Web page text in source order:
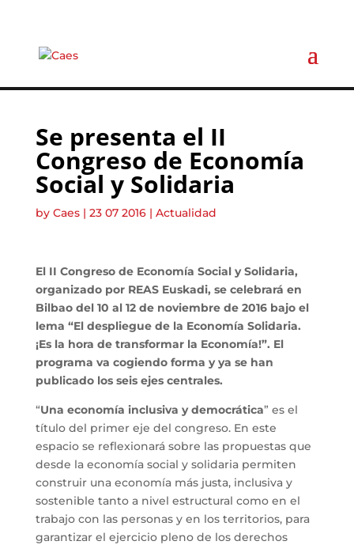
Se presenta el II
Congreso de Economía
Social y Solidaria
by Caes| 23 07 2016| Actualidad
El II Congreso de Economía Social y Solidaria,
organizado por REAS Euskadi, se celebrará en
Bilbao del 10 al 12 de noviembre de 2016 bajo el
lema “El despliegue de la Economía Solidaria.
¡Es la hora de transformar la Economía!”. El
programa va cogiendo forma y ya se han
publicado los seis ejes centrales.
“Una economía inclusiva y democrática” es el
título del primer eje del congreso. En este
espacio se reflexionará sobre las propuestas que
desde la economía social y solidaria permiten
construir una economía más justa, inclusiva y
sostenible tanto a nivel estructural como en el
trabajo con las personas y en los territorios, para
garantizar el ejercicio pleno de los derechos